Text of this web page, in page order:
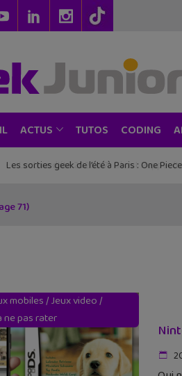
ACTUS TUTOS CODING
Les sorties geek de l’été à Paris : One
71)
mobiles/Jeux video/
ne pas rater